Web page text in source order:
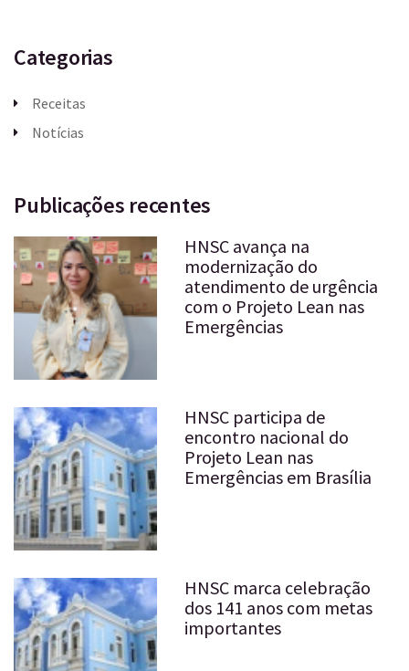
Categorias
Receitas
Notícias
Publicações recentes
HNSC avança na
modernização do
atendimento de urgência
com o Projeto Lean nas
Emergências
HNSC participa de
encontro nacional do
Projeto Lean nas
Emergências em Brasília
HNSC marca celebração
dos 141 anos com metas
importantes